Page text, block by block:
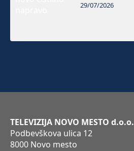
29/07/2026
TELEVIZIJA NOVO MESTO d.o.o.
Podbevškova ulica 12
8000 Novo mesto